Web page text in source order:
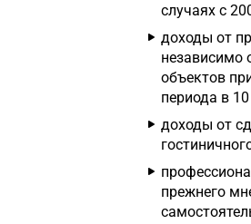
случаях с
доходы от
независимо
объектов
периода в
доходы от
прежнего